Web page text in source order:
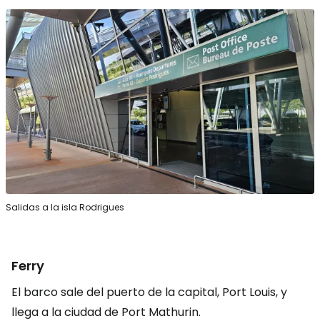
Salidas a la isla Rodrigues
Ferry
El barco sale del puerto de la capital, Port Louis, y
llega a la ciudad de Port Mathurin.